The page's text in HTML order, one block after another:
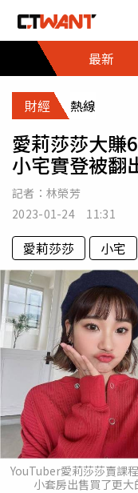
最新
財經 熱線
愛莉莎莎大
小宅實登被翻
記者： 林榮芳
2023-01-24 11:31
愛莉莎莎 小宅
YouTuber愛莉莎莎賣課
小套房出售買了更大